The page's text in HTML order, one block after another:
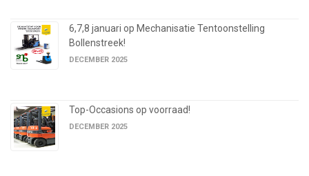
6,7,8 januari op Mechanisatie Tentoonstelling
Bollenstreek!
DECEMBER 2025
Top-Occasions op voorraad!
DECEMBER 2025